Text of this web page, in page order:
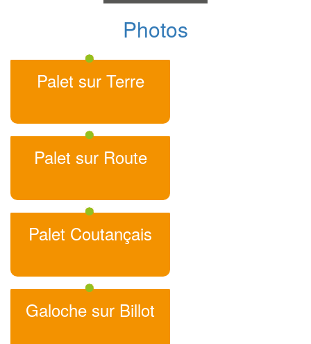
Photos
Palet sur Terre
Palet sur Route
Palet Coutançais
Galoche sur Billot